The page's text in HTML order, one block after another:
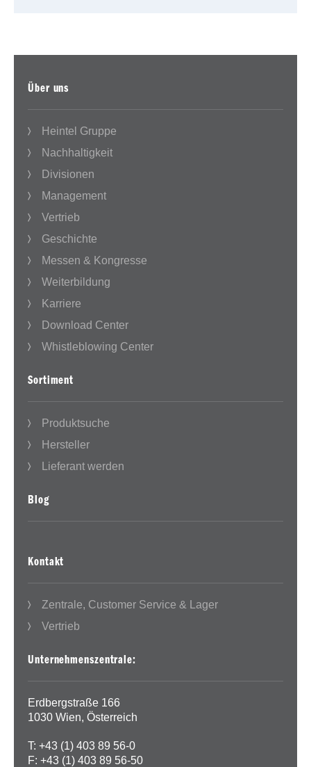
Über uns
Heintel Gruppe
Nachhaltigkeit
Divisionen
Management
Vertrieb
Geschichte
Messen & Kongresse
Weiterbildung
Karriere
Download Center
Whistleblowing Center
Sortiment
Produktsuche
Hersteller
Lieferant werden
Blog
Kontakt
Zentrale, Customer Service & Lager
Vertrieb
Unternehmenszentrale:
Erdbergstraße 166
1030 Wien, Österreich
T: +43 (1) 403 89 56-0
F: +43 (1) 403 89 56-50